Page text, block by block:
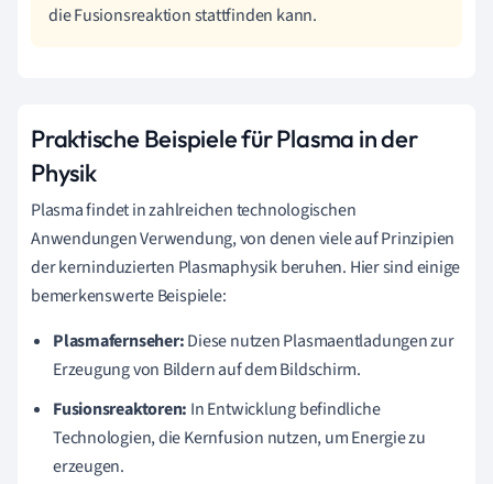
die Fusionsreaktion stattfinden kann.
Praktische Beispiele für Plasma in der
Physik
Plasma findet in zahlreichen technologischen
Anwendungen Verwendung, von denen viele auf Prinzipien
der kerninduzierten Plasmaphysik beruhen. Hier sind einige
bemerkenswerte Beispiele:
Plasmafernseher:Diese nutzen Plasmaentladungen zur
Erzeugung von Bildern auf dem Bildschirm.
Fusionsreaktoren: In Entwicklung befindliche
Technologien, die Kernfusion nutzen, um Energie zu
erzeugen.